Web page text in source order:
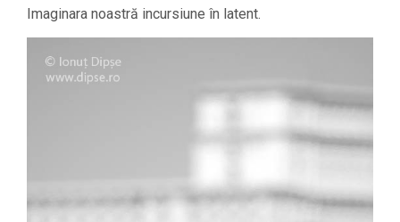
Imaginara noastră incursiune în latent.